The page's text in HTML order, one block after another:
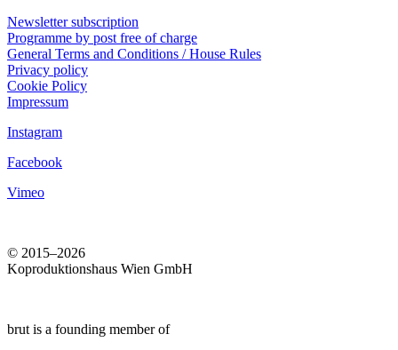
Newsletter subscription
Programme by post free of charge
General Terms and Conditions / House Rules
Privacy policy
Cookie Policy
Impressum
Instagram
Facebook
Vimeo
© 2015–2026
Koproduktionshaus Wien GmbH
brut is a founding member of